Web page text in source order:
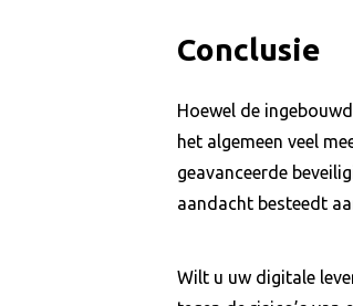
Conclusie
Hoewel de
het algemeen veel
geavanceerde
aandacht besteedt
Wilt u uw digitale